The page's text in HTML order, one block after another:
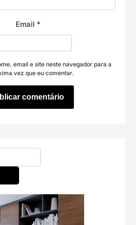
Email *
email e site neste navegador para a
vez que eu comentar.